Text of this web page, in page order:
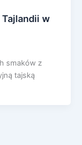
Tajlandii w
smaków z
tajską